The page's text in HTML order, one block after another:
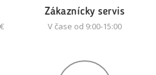
Zákaznícky servis
V čase od 9:00-15:00